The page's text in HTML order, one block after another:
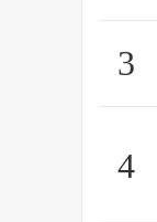
3
4